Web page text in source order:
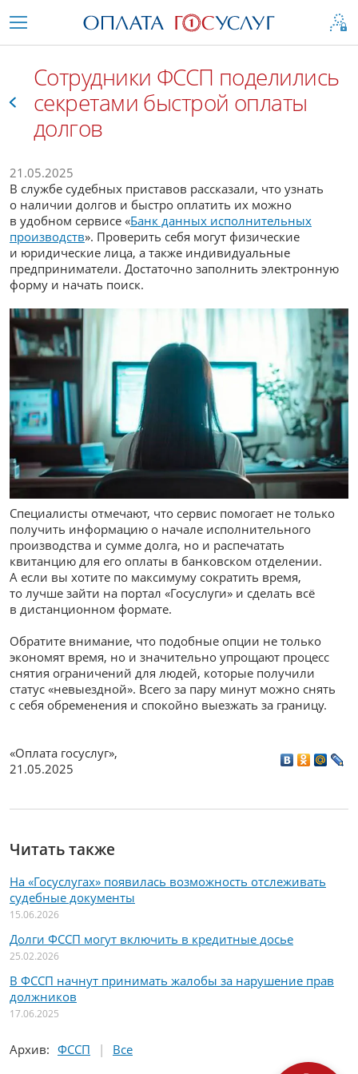
Сотрудники ФССП поделились
секретами быстрой оплаты
долгов
21.05.2025
В службе судебных приставов рассказали, что узнать
о наличии долгов и быстро оплатить их можно
в удобном сервисе «Банк данных исполнительных
производств». Проверить себя могут физические
и юридические лица, а также индивидуальные
предприниматели. Достаточно заполнить электронную
форму и начать поиск.
Специалисты отмечают, что сервис помогает не только
получить информацию о начале исполнительного
производства и сумме долга, но и распечатать
квитанцию для его оплаты в банковском отделении.
А если вы хотите по максимуму сократить время,
то лучше зайти на портал «Госуслуги» и сделать всё
в дистанционном формате.
Обратите внимание, что подобные опции не только
экономят время, но и значительно упрощают процесс
снятия ограничений для людей, которые получили
статус «невыездной». Всего за пару минут можно снять
с себя обременения и спокойно выезжать за границу.
«Оплата госуслуг»,
21.05.2025
Читать также
На «Госуслугах» появилась возможность отслеживать
судебные документы
15.06.2026
Долги ФССП могут включить в кредитные досье
25.02.2026
В ФССП начнут принимать жалобы за нарушение прав
должников
17.06.2025
Архив: ФССП Все